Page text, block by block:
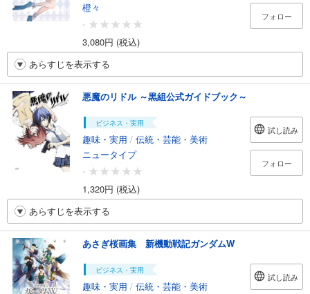
橙々
-
3,080円 (税込)
フォロー
あらすじを表示する
悪魔のリドル ～黒組公式ガイドブック～
ビジネス・実用
趣味・実用 / 伝統・芸能・美術
ニュータイプ
-
1,320円 (税込)
試し読み
フォロー
あらすじを表示する
あさぎ桜画集 新機動戦記ガンダムW
ビジネス・実用
趣味・実用 / 伝統・芸能・美術
試し読み